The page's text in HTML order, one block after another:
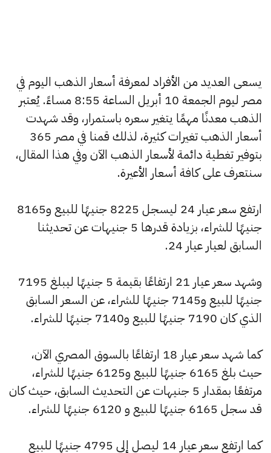
يسعى العديد من الأفراد لمعرفة أسعار الذهب اليوم في
مصر ليوم الجمعة 10 أبريل الساعة 8:55 مساءً. يُعتبر
الذهب معدنًا مهمًا يتغير سعره باستمرار، وقد شهدت
أسعار الذهب تغيرات كثيرة، لذلك قمنا في مصر 365
بتوفير تغطية دائمة لأسعار الذهب الآن وفي هذا المقال،
سنتعرف على كافة أسعار الأعيرة.
ارتفع سعر عيار 24 ليسجل 8225 جنيهًا للبيع و8165
جنيهًا للشراء، بزيادة قدرها 5 جنيهات عن تحديثنا
السابق لعيار عيار 24.
وشهد سعر عيار 21 ارتفاعًا بقيمة 5 جنيهًا ليبلغ 7195
جنيهًا للبيع و7145 جنيهًا للشراء، عن السعر السابق
الذي كان 7190 جنيهًا للبيع و7140 جنيهًا للشراء.
كما شهد سعر عيار 18 ارتفاعًا بالسوق المصري الآن،
حيث بلغ 6165 جنيهًا للبيع و6125 جنيهًا للشراء،
مرتفعًا بمقدار 5 جنيهات عن التحديث السابق، حيث كان
قد سجل 6165 جنيهًا للبيع و 6120 جنيهًا للشراء.
كما ارتفع سعر عيار 14 ليصل إلى 4795 جنيهًا للبيع